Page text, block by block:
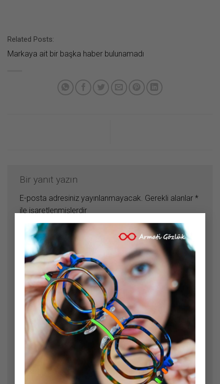
Related Posts:
Markaya ait bir başka haber bulunamadı
Bir yanıt yazın
E-posta adresiniz yayınlanmayacak. Gerekli alanlar *
ile işaretlenmişlerdir
Yorum*
Ad
E-posta*